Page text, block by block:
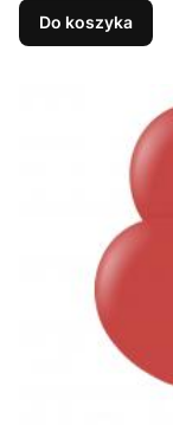
Do koszyka